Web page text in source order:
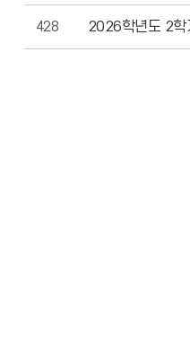
428 2026학년도 2학